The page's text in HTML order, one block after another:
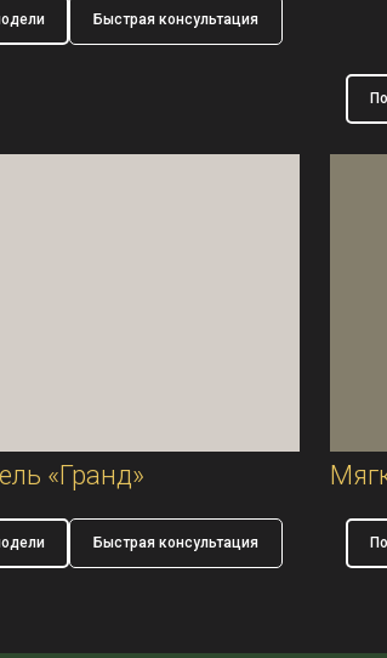
Быстрая консультация
«Гранд»
Быстрая консультация